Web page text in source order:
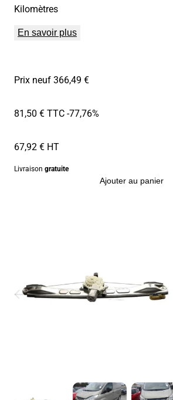
Kilomètres
En savoir plus
Prix neuf 366,49 €
81,50 € TTC-77,76%
67,92 € HT
Livraison gratuite
Ajouter au panier